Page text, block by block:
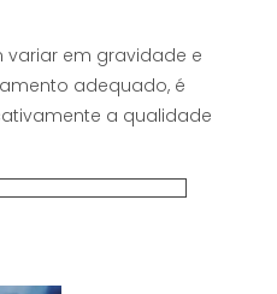
variar em gravidade e
adequado, é
a qualidade